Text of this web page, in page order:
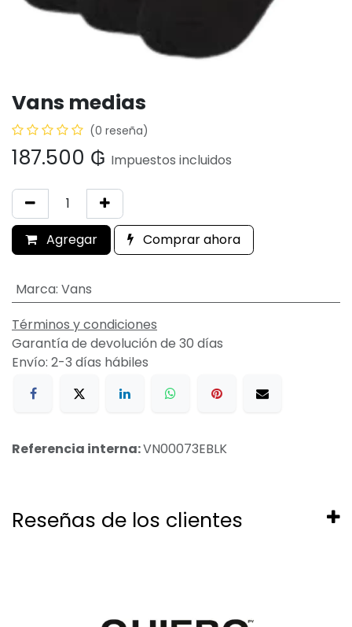
Vans medias
(0 reseña)
187.500 ₲ Impuestos incluidos
Agregar Comprar ahora
Marca: Vans
Términos y condiciones
Garantía de devolución de 30 días
Envío: 2-3 días hábiles
Referencia interna:VN00073EBLK
Reseñas de los clientes